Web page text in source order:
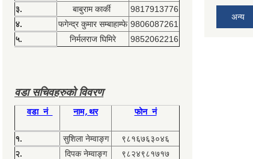
३.
बाबुराम कार्की
9817913776
४.
फगेन्द्र कुमार सम्बाहाम्फे 9806087261
५.
निर्मलराज घिमिरे 9852062216
वडा सचिवहरुको विवरण
वडा नं नाम,थर फोन नं
१. सुशिला नेम्वाङ्ग
९८१६७६३०४६
२.
दिपक नेम्वाङ्ग
९८२४९८१७१७
अन्य